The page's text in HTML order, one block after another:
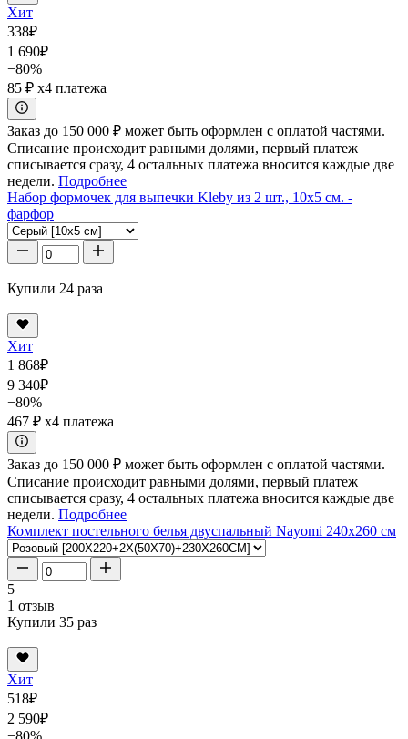
Хит
338₽
1 690₽
−80%
85 ₽ x4 платежа
Заказ до 150 000 ₽ может быть оформлен с оплатой частями.
Списание происходит равными долями, первый платеж
списывается сразу, 4 остальных платежа вносится каждые две
недели. Подробнее
Набор формочек для выпечки Kleby из 2 шт., 10x5 см. -
фарфор
Купили 24 раза
Хит
1 868₽
9 340₽
−80%
467 ₽ x4 платежа
Заказ до 150 000 ₽ может быть оформлен с оплатой частями.
Списание происходит равными долями, первый платеж
списывается сразу, 4 остальных платежа вносится каждые две
недели. Подробнее
Комплект постельного белья двуспальный Nayomi 240x260 см
5
1 отзыв
Купили 35 раз
Хит
518₽
2 590₽